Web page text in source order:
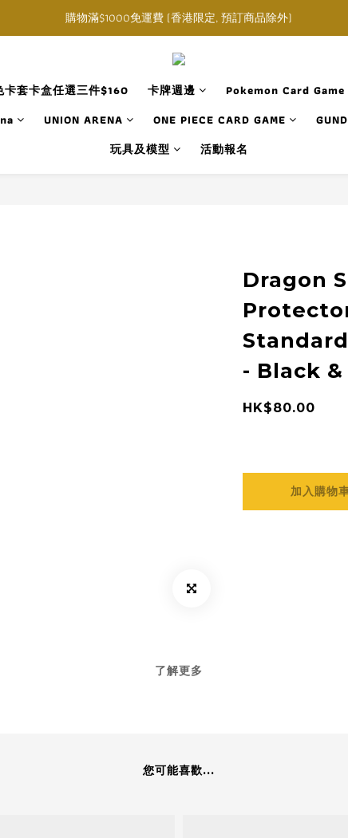
購物滿$1000免運費 (香港限定, 預訂商品除外)
購物滿$1000免運費 (香港限定, 預訂商品除外)
指定角色卡套卡盒任選三件$160
購物滿$1000免運費 (香港限定, 預訂商品除外)
卡套卡盒任選三件$160 卡牌週邊 Pokemon Card Game
UNION ARENA ONE PIECE CARD GAME
玩具及模型
活動報名
Dragon
- Black &
HK$80.00
加入購物
了解更多
您可能喜歡...